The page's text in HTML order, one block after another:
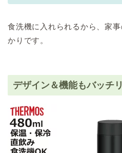
食洗機に入れられるから、家
かりです。
デザイン＆機能もバッチ